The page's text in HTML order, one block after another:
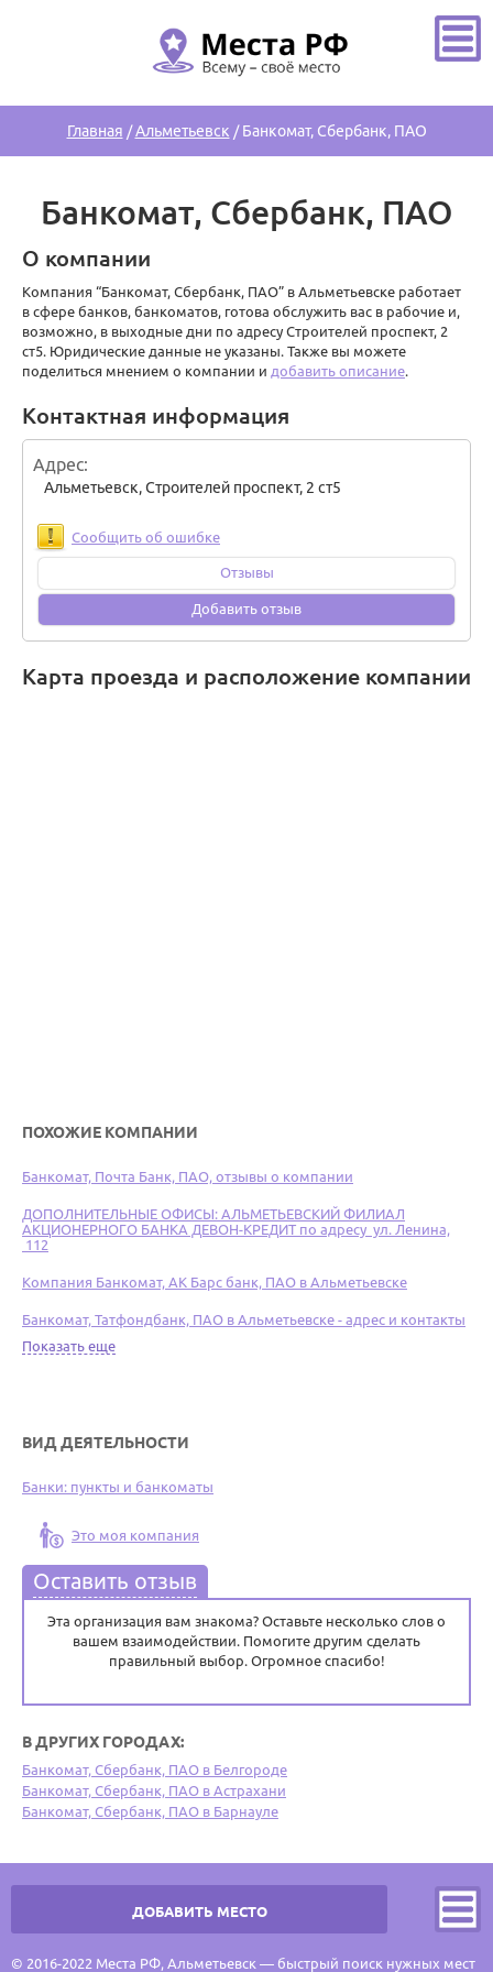
Главная / Альметьевск /Банкомат, Сбербанк, ПАО
Банкомат, Сбербанк, ПАО
О компании
Компания “Банкомат, Сбербанк, ПАО” в Альметьевске работает
в сфере банков, банкоматов, готова обслужить вас в рабочие и,
возможно, в выходные дни по адресу Строителей проспект, 2
ст5. Юридические данные не указаны. Также вы можете
поделиться мнением о компании и добавить описание.
Контактная информация
Адрес
Альметьевск,Строителей проспект, 2 ст5
Сообщить об ошибке
Отзывы
Добавить отзыв
Карта проезда и расположение компании
ПОХОЖИЕ КОМПАНИИ
Банкомат, Почта Банк, ПАО, отзывы о компании
ДОПОЛНИТЕЛЬНЫЕ ОФИСЫ: АЛЬМЕТЬЕВСКИЙ ФИЛИАЛ
АКЦИОНЕРНОГО БАНКА ДЕВОН-КРЕДИТ по адресу ул. Ленина,
112
Компания Банкомат, АК Барс банк, ПАО в Альметьевске
Банкомат, Татфондбанк, ПАО в Альметьевске - адрес и контакты
Показать еще
ВИД ДЕЯТЕЛЬНОСТИ
Банки: пункты и банкоматы
Это моя компания
Оставить отзыв
Эта организация вам знакома? Оставьте несколько слов о
вашем взаимодействии. Помогите другим сделать
правильный выбор. Огромное спасибо!
В ДРУГИХ ГОРОДАХ:
Банкомат, Сбербанк, ПАО в Белгороде
Банкомат, Сбербанк, ПАО в Астрахани
Банкомат, Сбербанк, ПАО в Барнауле
ДОБАВИТЬ МЕСТО
© 2016-2022 Места РФ, Альметьевск — быстрый поиск нужных мест